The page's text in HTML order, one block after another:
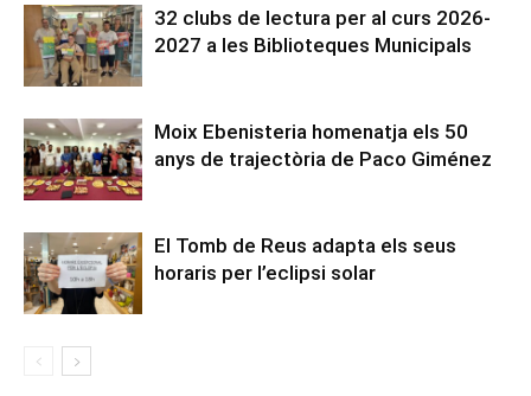
32 clubs de lectura per al curs 2026-
2027 a les Biblioteques Municipals
Moix Ebenisteria homenatja els 50
anys de trajectòria de Paco Giménez
El Tomb de Reus adapta els seus
horaris per l’eclipsi solar